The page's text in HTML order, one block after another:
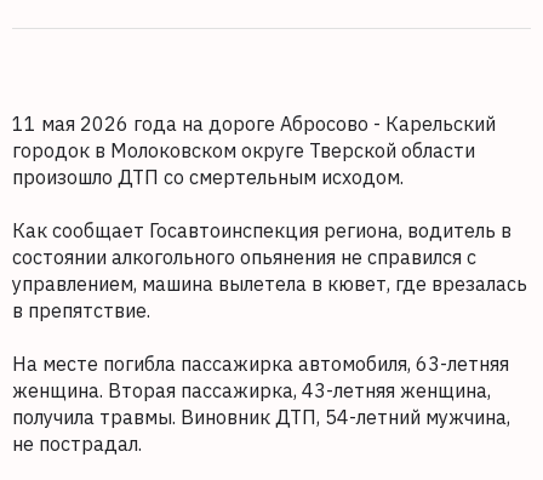
11 мая 2026 года на дороге Абросово - Карельский
городок в Молоковском округе Тверской области
произошло ДТП со смертельным исходом.
Как сообщает Госавтоинспекция региона, водитель в
состоянии алкогольного опьянения не справился с
управлением, машина вылетела в кювет, где врезалась
в препятствие.
На месте погибла пассажирка автомобиля, 63-летняя
женщина. Вторая пассажирка, 43-летняя женщина,
получила травмы. Виновник ДТП, 54-летний мужчина,
не пострадал.